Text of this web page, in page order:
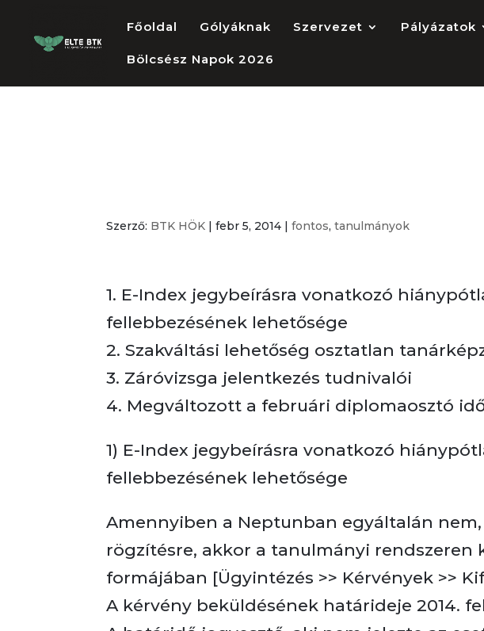
Főoldal Gólyáknak Szervezet Pályázatok
Bölcsész Napok 2026
Szerző: BTK HÖK |febr 5, 2014 |fontos,tanulmányok
1. E-Index jegybeírásra vonatkozó
fellebbezésének lehetősége
2. Szakváltási lehetőség osztatlan
3. Záróvizsga jelentkezés tudnivalói
4. Megváltozott a februári diplomaosztó
1) E-Index jegybeírásra vonatkozó
fellebbezésének lehetősége
Amennyiben a Neptunban egyáltalán
rögzítésre, akkor a tanulmányi rendszeren
formájában [Ügyintézés >> Kérvények >>
A kérvény beküldésének határideje 2014.